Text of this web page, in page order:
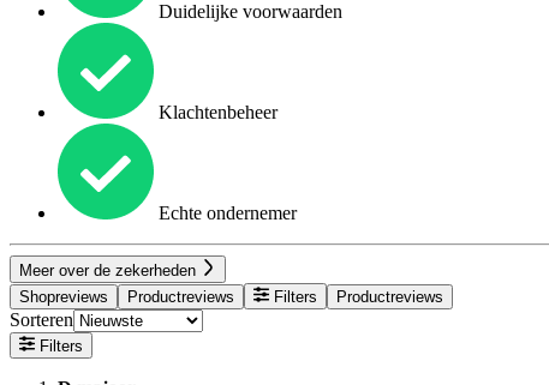
Duidelijke voorwaarden
Klachtenbeheer
Echte ondernemer
Meer over de zekerheden
Shopreviews
Productreviews Filters Productreviews
Sorteren
Filters